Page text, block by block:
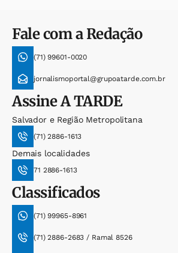
Fale com a Redação
(71) 99601-0020
jornalismoportal@grupoatarde.com.br
AssineA TARDE
Salvador e Região Metropolitana
(71) 2886-1613
Demais localidades
71 2886-1613
Classificados
(71) 99965-8961
(71) 2886-2683 / Ramal 8526